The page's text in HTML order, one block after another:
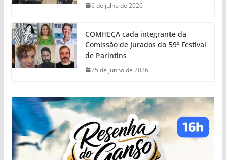
6 de julho de 2026
COMHEÇA cada integrante da
Comissão de Jurados do 59º Festival
de Parintins
25 de junho de 2026